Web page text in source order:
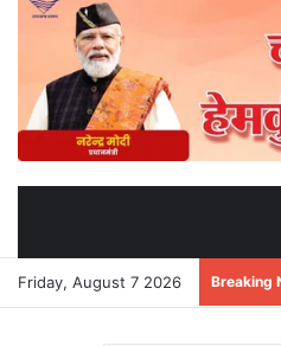
Friday, August 7 2026 Breaking